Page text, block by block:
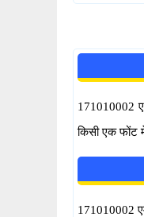
171010002
किसी एक फोंट
171010002